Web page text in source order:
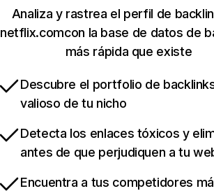
Analiza y rastrea el perfil de
netflix.comcon la base de datos de
más rápida que existe
Descubre el portfolio de
valioso de tu nicho
Detecta los enlaces tóxicos y
antes de que perjudiquen a tu
Encuentra a tus competidores